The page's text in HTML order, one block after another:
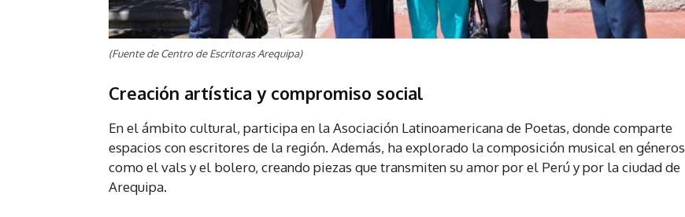
(Fuente de Centro de Escritoras Arequipa)
Creación artística y compromiso social
En el ámbito cultural, participa en la Asociación Latinoamericana de Poetas, donde comparte
espacios con escritores de la región. Además, ha explorado la composición musical en géneros
como el vals y el bolero, creando piezas que transmiten su amor por el Perú y por la ciudad de
Arequipa.